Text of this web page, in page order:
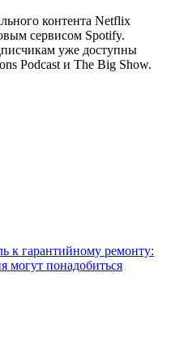
контента Netflix
сервисом Spotify.
уже доступны
Podcast и The Big Show.
к гарантийному ремонту:
могут понадобиться